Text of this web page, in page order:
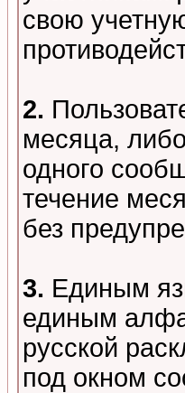
свою
2.
месяца,
одного
течение
без
3. Единым
единым
русской
под окном